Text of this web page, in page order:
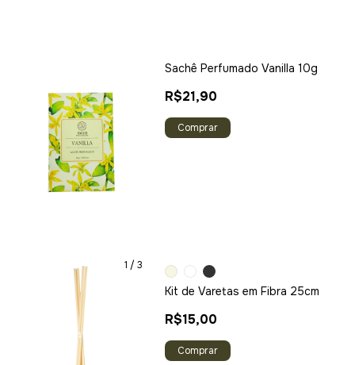
Sachê Perfumado Vanilla 10g
R$21,90
1 / 3
Kit de Varetas em Fibra 25cm
R$15,00
Comprar